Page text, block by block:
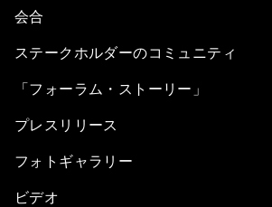
会合
ステークホルダーのコミュニティ
「フォーラム・ストーリー」
プレスリリース
フォトギャラリー
ビデオ